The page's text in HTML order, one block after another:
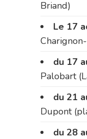
Briand)
Le 17
du 17
Palobart
du 21
Dupont
du 28